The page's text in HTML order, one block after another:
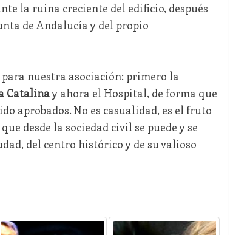
la ruina creciente del edificio, después
de Andalucía y del propio
nuestra asociación: primero la
Catalinay ahora el Hospital, de forma que
aprobados. No es casualidad, es el fruto
desde la sociedad civil se puede y se
del centro histórico y de su valioso